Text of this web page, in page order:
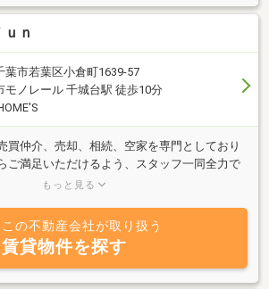
ｎ
葉市若葉区小倉町1639-57
モノレール 千城台駅 徒歩10分
買仲介、売却、相続、空家を専門としており
ご満足いただけるよう、スタッフ一同全力で
どんな些細なことでも、お気軽にご相談くだ
もっと見る
この不動産会社が取り扱う
賃貸物件を探す